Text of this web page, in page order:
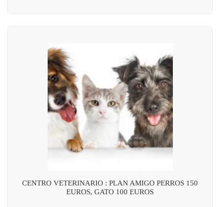
CENTRO VETERINARIO : PLAN AMIGO PERROS 150
EUROS, GATO 100 EUROS